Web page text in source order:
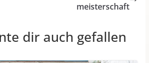
meisterschaft
dir auch gefallen